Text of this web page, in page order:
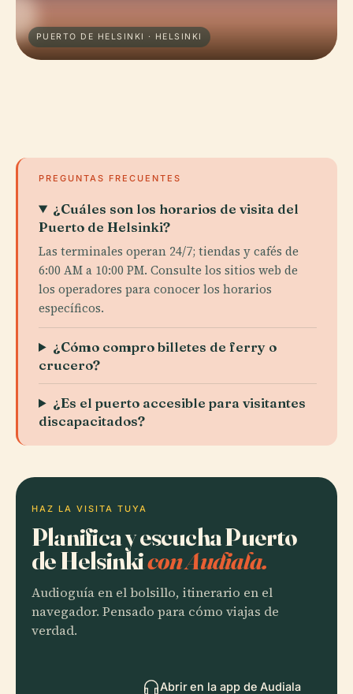
PUERTO DE HELSINKI · HELSINKI
PREGUNTAS FRECUENTES
¿Cuáles son los horarios de visita del
Puerto de Helsinki?
Las terminales operan 24/7; tiendas y cafés de
6:00 AM a 10:00 PM. Consulte los sitios web de
los operadores para conocer los horarios
específicos.
¿Cómo compro billetes de ferry o
crucero?
¿Es el puerto accesible para visitantes
discapacitados?
HAZ LA VISITA TUYA
Planifica y escucha Puerto
de Helsinkicon Audiala.
Audioguía en el bolsillo, itinerario en el
navegador. Pensado para cómo viajas de
verdad.
Abrir en la app de Audiala